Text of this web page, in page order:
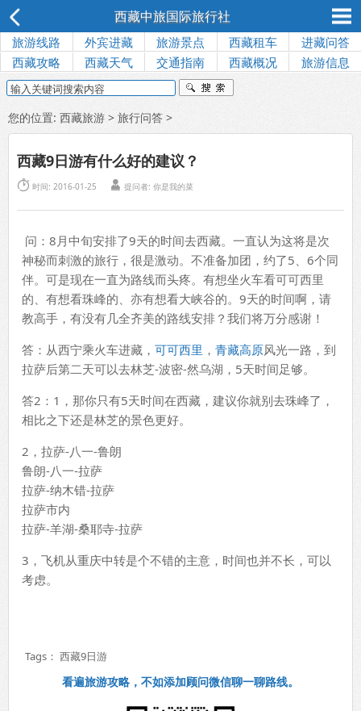
西藏中旅国际旅行社
旅游线路 外宾进藏 旅游景点 西藏租车
进藏问答
西藏攻略
西藏天气 交通指南 西藏概况 旅游信息
您的位置: 西藏旅游 > 旅行问答 >
西藏9日游有什么好的建议？
 时间: 2016-01-25  提问者: 你是我的菜
问：8月中旬安排了9天的时间去西藏。一直认为这将是次
神秘而刺激的旅行，很是激动。不准备加团，约了5、6个同
伴。可是现在一直为路线而头疼。有想坐火车看可可西里
的、有想看珠峰的、亦有想看大峡谷的。9天的时间啊，请
教高手，有没有几全齐美的路线安排？我们将万分感谢！
答：从西宁乘火车进藏， 可可西里 ， 青藏高原风光一路，到
拉萨后第二天可以去林芝-波密-然乌湖，5天时间足够。
答2：1，那你只有5天时间在西藏，建议你就别去珠峰了，
相比之下还是林芝的景色更好。
2，拉萨-八一-鲁朗
鲁朗-八一-拉萨
拉萨-纳木错-拉萨
拉萨市内
拉萨-羊湖-桑耶寺-拉萨
3，飞机从重庆中转是个不错的主意，时间也并不长，可以
考虑。
Tags： 西藏9日游
看遍旅游攻略，不如添加顾问微信聊一聊路线。